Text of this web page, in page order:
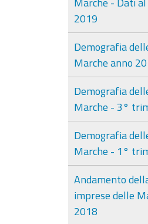
2019
Demografia
Marche anno
Demografia
Marche - 3°
Demografia
Marche - 1°
Andamento
imprese delle
2018